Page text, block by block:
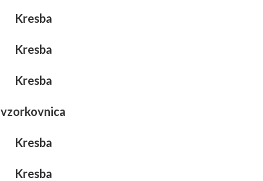
Kresba
Kresba
Kresba
vzorkovnica
Kresba
Kresba